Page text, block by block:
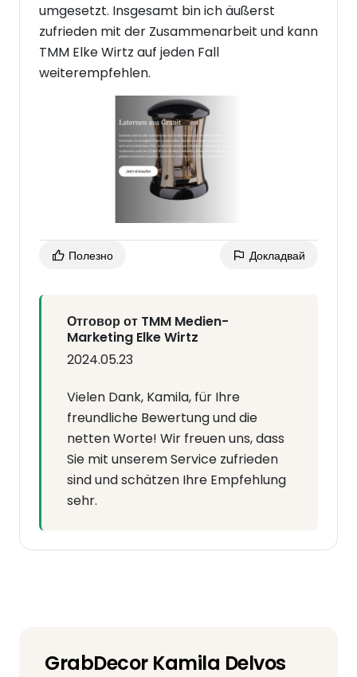
umgesetzt. Insgesamt bin ich äußerst
zufrieden mit der Zusammenarbeit und kann
TMM Elke Wirtz auf jeden Fall
weiterempfehlen.
Полезно Докладвай
Отговор от TMM Medien-
Marketing Elke Wirtz
2024.05.23
Vielen Dank, Kamila, für Ihre
freundliche Bewertung und die
netten Worte! Wir freuen uns, dass
Sie mit unserem Service zufrieden
sind und schätzen Ihre Empfehlung
sehr.
GrabDecor Kamila Delvos